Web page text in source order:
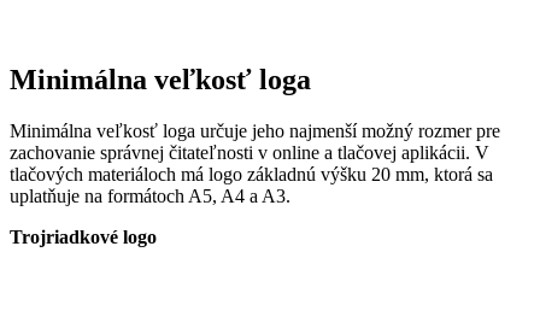
Minimálna veľkosť loga
Minimálna veľkosť loga určuje jeho najmenší možný rozmer pre
zachovanie správnej čitateľnosti v online a tlačovej aplikácii. V
tlačových materiáloch má logo základnú výšku 20 mm, ktorá sa
uplatňuje na formátoch A5, A4 a A3.
Trojriadkové logo